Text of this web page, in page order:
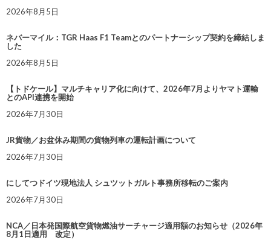
2026年8月5日
ネバーマイル：TGR Haas F1 Teamとのパートナーシップ契約を締結しま
した
2026年8月5日
【トドケール】マルチキャリア化に向けて、2026年7月よりヤマト運輸
とのAPI連携を開始
2026年7月30日
JR貨物／お盆休み期間の貨物列車の運転計画について
2026年7月30日
にしてつドイツ現地法人 シュツットガルト事務所移転のご案内
2026年7月30日
NCA／日本発国際航空貨物燃油サーチャージ適用額のお知らせ（2026年
8月1日適用 改定）